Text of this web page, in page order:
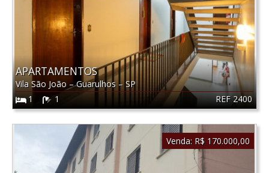
REF 2400
APARTAMENTOS
Vila São João–Guarulhos–SP
1
1
Venda: R$ 170.000,00